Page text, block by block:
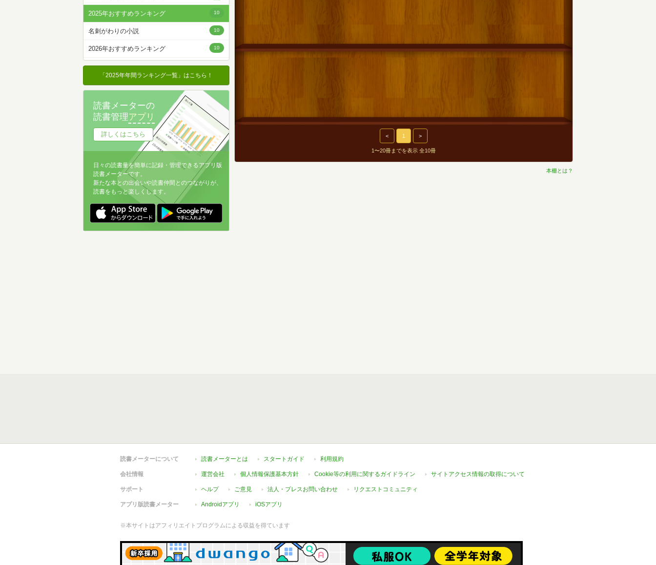
2025年おすすめランキング 10
名刺がわりの小説 10
2026年おすすめランキング 10
「2025年年間ランキング一覧」はこちら！
読書メーターの
読書管理アプリ
詳しくはこちら
日々の読書量を簡単に記録・管理できるアプリ版
読書メーターです。
新たな本との出会いや読書仲間とのつながりが、
読書をもっと楽しくします。
< 1 >
1〜20冊までを表示 全10冊
本棚とは？
読書メーターについて 読書メーターとは スタートガイド 利用規約
会社情報 運営会社 個人情報保護基本方針 Cookie等の利用に関するガイドライン サイトアクセス情報の取得について
サポート ヘルプ ご意見 法人・プレスお問い合わせ リクエストコミュニティ
アプリ版読書メーター Androidアプリ iOSアプリ
※本サイトはアフィリエイトプログラムによる収益を得ています